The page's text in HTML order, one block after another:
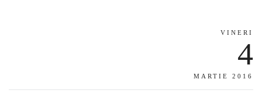
VINERI
4
MARTIE 2016